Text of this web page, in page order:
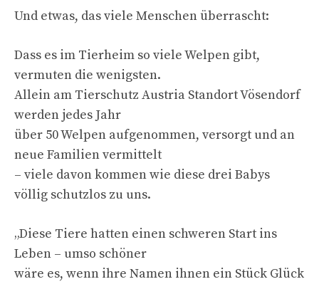
Und etwas, das viele Menschen überrascht:
Dass es im Tierheim so viele Welpen gibt,
vermuten die wenigsten.
Allein am Tierschutz Austria Standort Vösendorf
werden jedes Jahr
über 50 Welpen aufgenommen, versorgt und an
neue Familien vermittelt
– viele davon kommen wie diese drei Babys
völlig schutzlos zu uns.
„Diese Tiere hatten einen schweren Start ins
Leben – umso schöner
wäre es, wenn ihre Namen ihnen ein Stück Glück